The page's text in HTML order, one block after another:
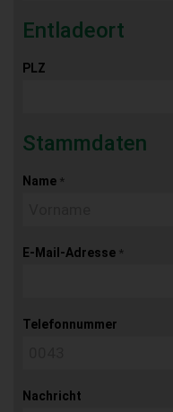
Entladeort
PLZ
Stammdaten
Name *
E-Mail-Adresse *
Telefonnummer
Nachricht